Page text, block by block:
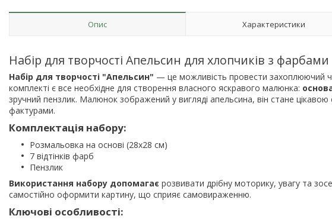
Опис Характеристики
Набір для творчості Апельсин для хлопчиків з
Набір для творчості "Апельсин" — це можливість провести захоплюючий
комплекті є все необхідне для створення власного яскравого малюнка:
зручний пензлик. Малюнок зображений у вигляді апельсина, він стане
фактурами.
Комплектація набору:
Розмальовка на основі (28х28 см)
7 відтінків фарб
Пензлик
Використання набору допомагає розвивати дрібну моторику, увагу та
самостійно оформити картину, що сприяє самовираженню.
Ключові особливості: